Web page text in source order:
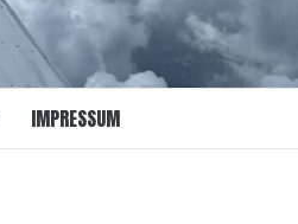
IMPRESSUM